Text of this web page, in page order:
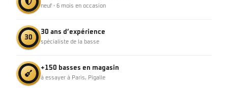
neuf · 6 mois en occasion
30
30 ans d’expérience
spécialiste de la basse
+150 basses en magasin
à essayer à Paris, Pigalle